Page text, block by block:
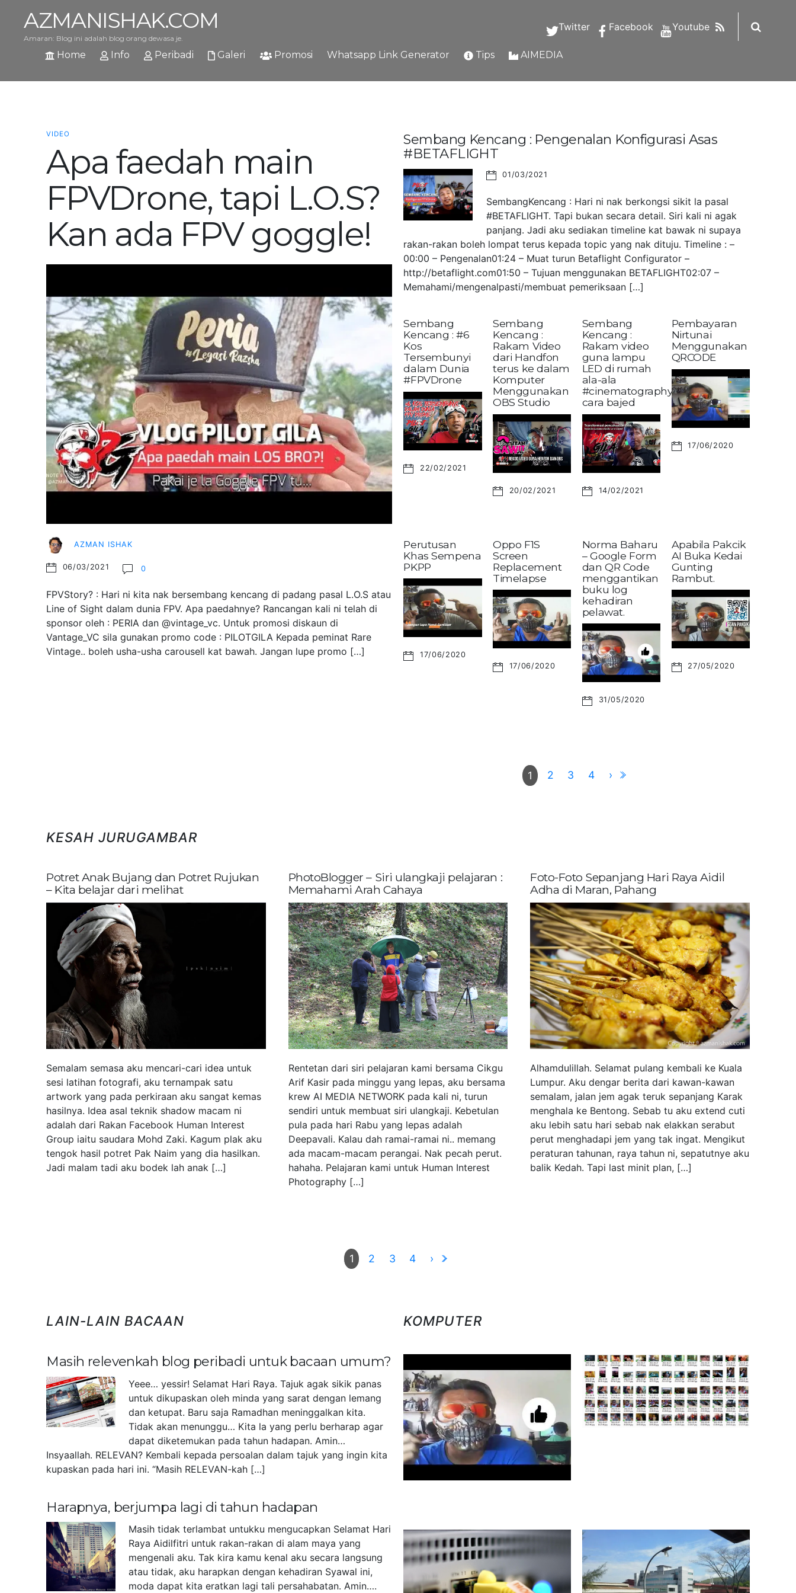
AZMANISHAK.COM
Amaran: Blog ini adalah blog orang dewasa je.
Twitter Facebook Youtube RSS
Home Info Peribadi Galeri Promosi Whatsapp Link Generator Tips AIMEDIA
VIDEO
Apa faedah main
FPVDrone, tapi L.O.S?
Kan ada FPV goggle!
AZMAN ISHAK
06/03/2021 0
FPVStory? : Hari ni kita nak bersembang kencang di padang pasal L.O.S atau
Line of Sight dalam dunia FPV. Apa paedahnye? Rancangan kali ni telah di
sponsor oleh : PERIA dan @vintage_vc. Untuk promosi diskaun di
Vantage_VC sila gunakan promo code : PILOTGILA Kepada peminat Rare
Vintage.. boleh usha-usha carousell kat bawah. Jangan lupe promo […]
Sembang Kencang : Pengenalan Konfigurasi Asas
#BETAFLIGHT
01/03/2021
SembangKencang : Hari ni nak berkongsi sikit la pasal
#BETAFLIGHT. Tapi bukan secara detail. Siri kali ni agak
panjang. Jadi aku sediakan timeline kat bawak ni supaya
rakan-rakan boleh lompat terus kepada topic yang nak dituju. Timeline : –
00:00 – Pengenalan01:24 – Muat turun Betaflight Configurator –
http://betaflight.com01:50 – Tujuan menggunakan BETAFLIGHT02:07 –
Memahami/mengenalpasti/membuat pemeriksaan […]
Sembang
Kencang : #6
Kos
Tersembunyi
dalam Dunia
#FPVDrone
22/02/2021
Sembang
Kencang :
Rakam Video
dari Handfon
terus ke dalam
Komputer
Menggunakan
OBS Studio
20/02/2021
Sembang
Kencang :
Rakam video
guna lampu
LED di rumah
ala-ala
#cinematography?
cara bajed
14/02/2021
Pembayaran
Nirtunai
Menggunakan
QRCODE
17/06/2020
Perutusan
Khas Sempena
PKPP
17/06/2020
Oppo F1S
Screen
Replacement
Timelapse
17/06/2020
Norma Baharu
– Google Form
dan QR Code
menggantikan
buku log
kehadiran
pelawat.
31/05/2020
Apabila Pakcik
AI Buka Kedai
Gunting
Rambut.
27/05/2020
1 2 3 4 ›
KESAH JURUGAMBAR
Potret Anak Bujang dan Potret Rujukan
– Kita belajar dari melihat
Semalam semasa aku mencari-cari idea untuk
sesi latihan fotografi, aku ternampak satu
artwork yang pada perkiraan aku sangat kemas
hasilnya. Idea asal teknik shadow macam ni
adalah dari Rakan Facebook Human Interest
Group iaitu saudara Mohd Zaki. Kagum plak aku
tengok hasil potret Pak Naim yang dia hasilkan.
Jadi malam tadi aku bodek lah anak […]
PhotoBlogger – Siri ulangkaji pelajaran :
Memahami Arah Cahaya
Rentetan dari siri pelajaran kami bersama Cikgu
Arif Kasir pada minggu yang lepas, aku bersama
krew AI MEDIA NETWORK pada kali ni, turun
sendiri untuk membuat siri ulangkaji. Kebetulan
pula pada hari Rabu yang lepas adalah
Deepavali. Kalau dah ramai-ramai ni.. memang
ada macam-macam perangai. Nak pecah perut.
hahaha. Pelajaran kami untuk Human Interest
Photography […]
Foto-Foto Sepanjang Hari Raya Aidil
Adha di Maran, Pahang
Alhamdulillah. Selamat pulang kembali ke Kuala
Lumpur. Aku dengar berita dari kawan-kawan
semalam, jalan jem agak teruk sepanjang Karak
menghala ke Bentong. Sebab tu aku extend cuti
aku lebih satu hari sebab nak elakkan serabut
perut menghadapi jem yang tak ingat. Mengikut
peraturan tahunan, raya tahun ni, sepatutnye aku
balik Kedah. Tapi last minit plan, […]
1 2 3 4 ›
LAIN-LAIN BACAAN
Masih relevenkah blog peribadi untuk bacaan umum?
Yeee… yessir! Selamat Hari Raya. Tajuk agak sikik panas
untuk dikupaskan oleh minda yang sarat dengan lemang
dan ketupat. Baru saja Ramadhan meninggalkan kita.
Tidak akan menunggu… Kita la yang perlu berharap agar
dapat diketemukan pada tahun hadapan. Amin…
Insyaallah. RELEVAN? Kembali kepada persoalan dalam tajuk yang ingin kita
kupaskan pada hari ini. “Masih RELEVAN-kah […]
Harapnya, berjumpa lagi di tahun hadapan
Masih tidak terlambat untukku mengucapkan Selamat Hari
Raya Aidilfitri untuk rakan-rakan di alam maya yang
mengenali aku. Tak kira kamu kenal aku secara langsung
atau tidak, aku harapkan dengan kehadiran Syawal ini,
moda dapat kita eratkan lagi tali persahabatan. Amin….
KOMPUTER